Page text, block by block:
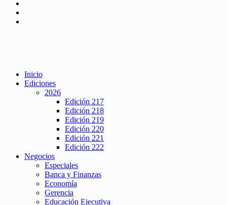
Inicio
Ediciones
2026
Edición 217
Edición 218
Edición 219
Edición 220
Edición 221
Edición 222
Negocios
Especiales
Banca y Finanzas
Economía
Gerencia
Educación Ejecutiva